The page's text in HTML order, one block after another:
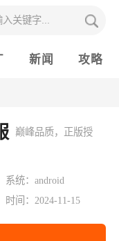
新闻 攻略
巅峰品质，正版授
系统：android
时间：2024-11-15